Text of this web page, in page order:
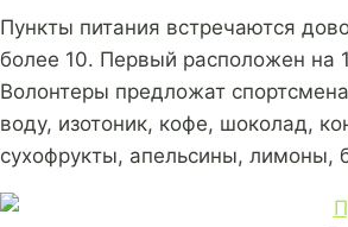
Пункты питания встречаются
более 10. Первый расположен на
Волонтеры предложат
воду, изотоник, кофе, шоколад,
сухофрукты, апельсины, лимоны,